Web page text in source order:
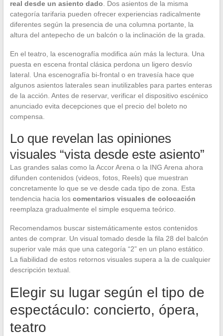
real desde un asiento dado . Dos asientos de la misma
categoría tarifaria pueden ofrecer experiencias radicalmente
diferentes según la presencia de una columna portante, la
altura del antepecho de un balcón o la inclinación de la grada.
En el teatro, la escenografía modifica aún más la lectura. Una
puesta en escena frontal clásica perdona un ligero desvío
lateral. Una escenografía bi-frontal o en travesía hace que
algunos asientos laterales sean inutilizables para partes enteras
de la acción. Antes de reservar, verificar el dispositivo escénico
anunciado evita decepciones que el precio del boleto no
compensa.
Lo que revelan las opiniones
visuales “vista desde este asiento”
Las grandes salas como la Accor Arena o la ING Arena ahora
difunden contenidos (videos, fotos, Reels) que muestran
concretamente lo que se ve desde cada tipo de zona. Esta
tendencia hacia los comentarios visuales de colocación
reemplaza gradualmente el simple esquema teórico.
Recomendamos buscar sistemáticamente estos contenidos
antes de comprar. Un visual tomado desde la fila 28 del balcón
superior vale más que una categoría “2” en un plano estático.
La fiabilidad de estos retornos visuales supera a la de cualquier
descripción textual.
Elegir su lugar según el tipo de
espectáculo: concierto, ópera,
teatro